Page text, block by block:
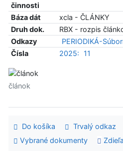
činnosti
Báza dát
xcla - ČLÁNKY
Druh dok.
RBX - rozpis
Odkazy
PERIODIKÁ-
Čísla
2025: 11
článok
Do košíka Trvalý odkaz
Vybrané dokumenty